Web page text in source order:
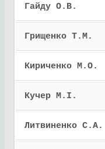
Гайду О.В.
Грищенко Т.М.
Кириченко М.О.
Кучер М.І.
Литвиненко С.А.